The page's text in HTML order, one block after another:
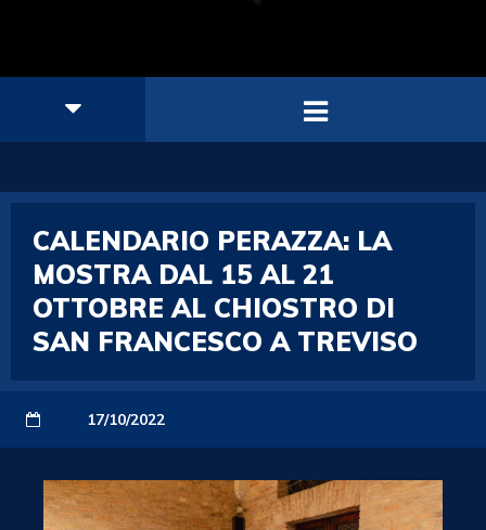
CALENDARIO PERAZZA: LA
MOSTRA DAL 15 AL 21
OTTOBRE AL CHIOSTRO DI
SAN FRANCESCO A TREVISO
17/10/2022